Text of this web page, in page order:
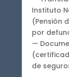
Instituto
(Pensión
por
—
de